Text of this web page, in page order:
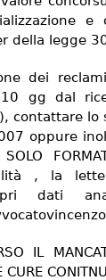
e
della legge
dei
gg dal
contattare lo
oppure
SOLO
, la
dati
IL
CURE